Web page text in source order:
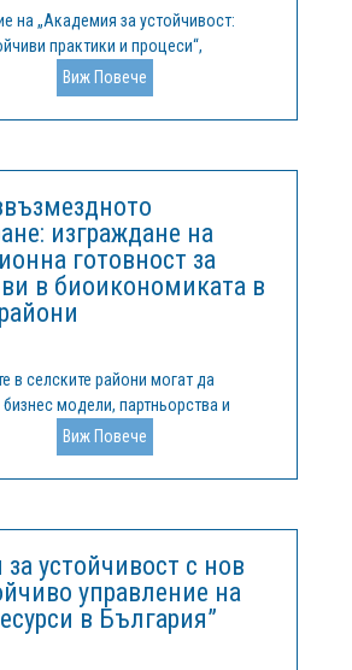
на „Академия за устойчивост:
практики и процеси“,
ОББ и Клийнтех България, се
2026 г. в Експозиционен център
събра на едно място
Виж Повече
изграждане на
готовност за
в биоикономиката в
в селските райони могат да
бизнес модели, партньорства и
растеж, за да получат достъп до
и частни инвестицииВ
райони все по-често се
Виж Повече
устойчивост с нов
управление на
в България”